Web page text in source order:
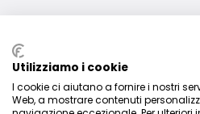
variante di prodotto
variante di prodotto:
Misure
Distribuzione
0444-835329
Utilizziamo i cookie
I cookie ci aiutano a fornire i nostri
Web, a mostrare contenuti